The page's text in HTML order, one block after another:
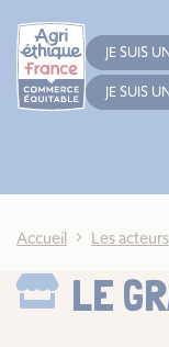
JE SUIS
JE SUIS
Accueil Les acteurs
LE